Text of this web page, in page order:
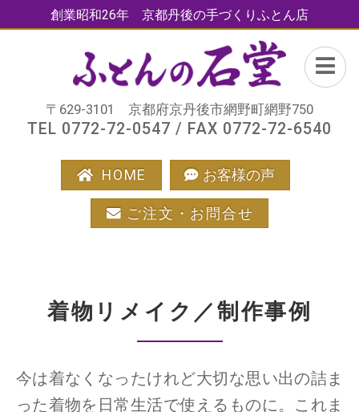
創業昭和26年 京都丹後の手づくりふとん店
〒629-3101 京都府京丹後市網野町網野750
TEL 0772-72-0547 / FAX 0772-72-6540
HOME お客様の声
ご注文・お問合せ
着物リメイク／制作事例
今は着なくなったけれど大切な思い出の詰ま
った着物を日常生活で使えるものに。 これま